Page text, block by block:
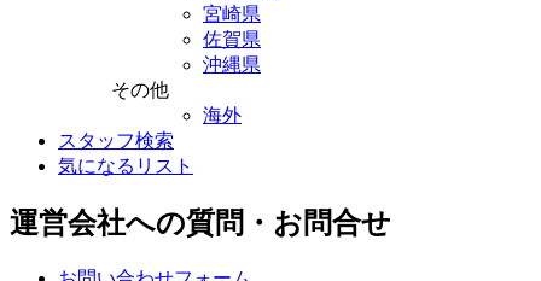
宮崎県
佐賀県
沖縄県
その他
海外
スタッフ検索
気になるリスト
運営会社への質問・お問合せ